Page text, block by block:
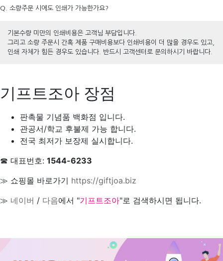
Q. 소량주문 시에도 인쇄가 가능한가요?
기본수량 미만의 인쇄비용은 고객님 부담입니다.
그리고 소량 주문시 간혹 제품 구매비용보다 인쇄비용이 더 많을 경우도 있고,
인쇄 자체가 힘든 경우도 있습니다. 반드시 고객센터로 문의하시기 바랍니다.
기프트조아 장점
판촉물 기념품 백화점 입니다.
관공서/학교 후불제 가능 합니다.
전국 최저가 보장제 실시합니다.
☎ 대표번호: 1544-6233
≫ 쇼핑몰 바로가기 https://giftjoa.biz
≫ 네이버 / 다음에서 "기프트조아"로 검색하시면 됩니다.